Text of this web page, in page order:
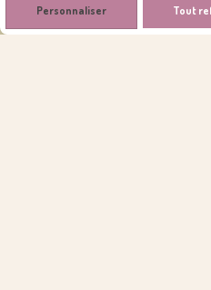
Personnaliser Tout